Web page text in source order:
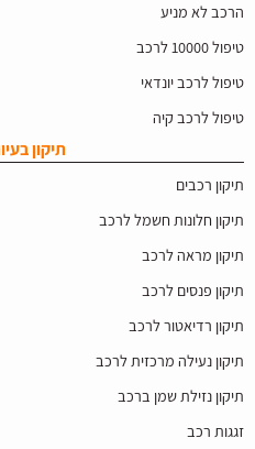
הרכב לא מניע
טיפול 10000 לרכב
טיפול לרכב יונדאי
טיפול לרכב קיה
תיקון
תיקון רכבים
תיקון חלונות חשמל לרכב
תיקון מראה לרכב
תיקון פנסים לרכב
תיקון רדיאטור לרכב
תיקון נעילה מרכזית לרכב
תיקון נזילת שמן ברכב
זגגות רכב